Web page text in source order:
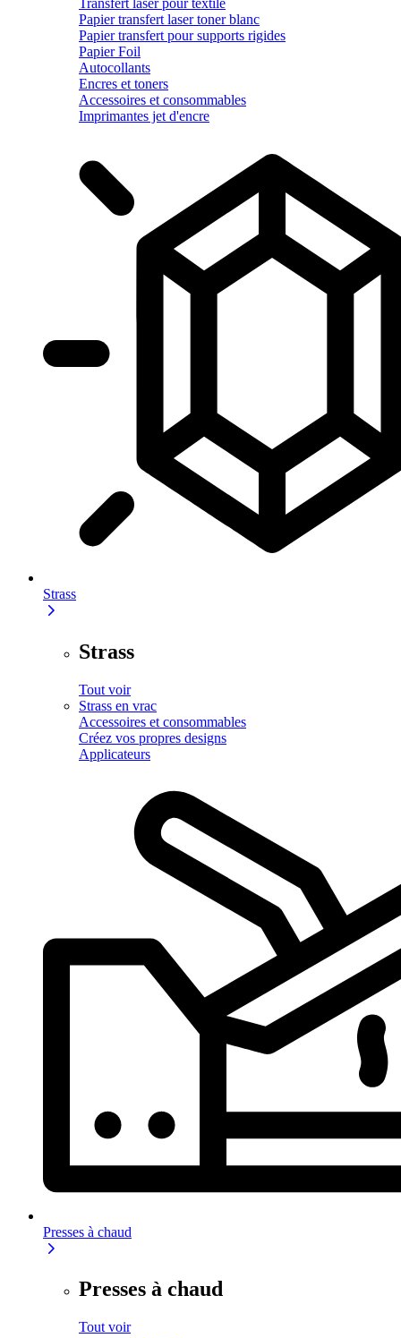
Papier transfert laser toner blanc
Papier transfert pour supports rigides
Papier Foil
Autocollants
Encres et toners
Accessoires et consommables
Imprimantes jet d'encre
Strass
Strass
Tout voir
Strass en vrac
Accessoires et consommables
Créez vos propres designs
Applicateurs
Presses à chaud
Presses à chaud
Tout voir